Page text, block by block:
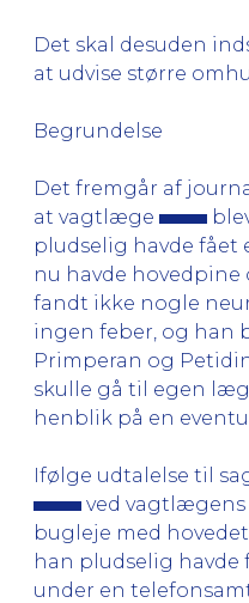
Det skal desuden
at udvise større
Begrundelse
Det fremgår af
at vagtlæge
pludselig havde fået
nu havde
fandt ikke nogle
ingen feber, og han
Primperan og
skulle gå til egen
henblik på en
Ifølge udtalelse til
ved vagtlægens
bugleje med
han pludselig
under en